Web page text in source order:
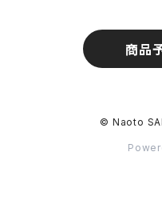
商品
© Naoto